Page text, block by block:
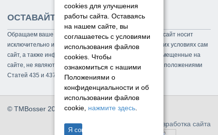
ОСТАВАЙТЕСЬ НА СВЯЗИ
Обращаем ваше внимание на то, что данный интернет-сайт носит
исключительно информационный характер и ни при каких условиях сам
сайт, а также информационные материалы и цены, размещенные на
сайте, не являются публичной офертой, определяемой положениями
Статей 435 и 437 Гражданского кодекса РФ.
© TMBosser 2014 - 2026. Все права защищены.
Разработка сайта
cookies для улучшения
работы сайта. Оставаясь
на нашем сайте, вы
соглашаетесь с условиями
использования файлов
cookies. Чтобы
ознакомиться с нашими
Положениями о
конфиденциальности и об
использовании файлов
cookie, нажмите здесь
Я согласен